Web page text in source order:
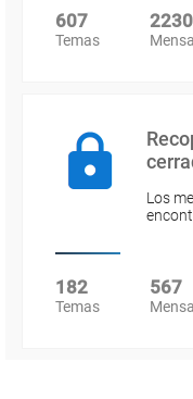
607
Temas
2230
Los
182
Temas
567